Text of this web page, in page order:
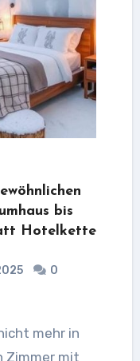
bis
Hotelkette
0
Zimmer mit